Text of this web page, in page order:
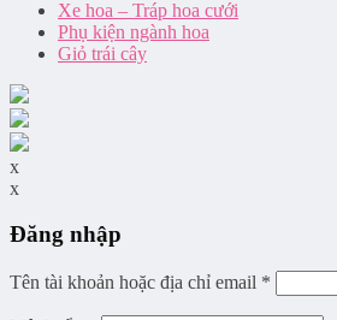
Xe hoa – Tráp hoa cưới
Phụ kiện ngành hoa
Giỏ trái cây
x
x
Đăng nhập
Tên tài khoản hoặc địa chỉ email *